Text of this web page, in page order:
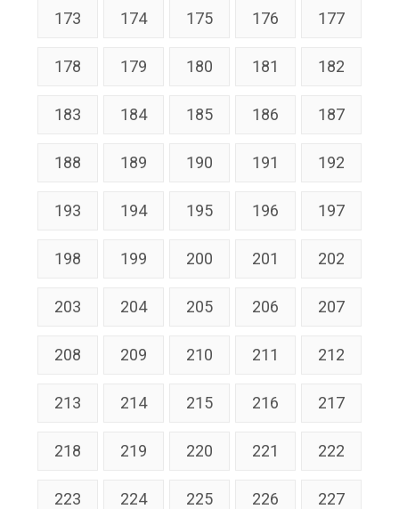
173 174 175 176 177
178 179 180 181 182
183 184 185 186 187
188 189 190 191 192
193 194 195 196 197
198 199 200 201 202
203 204 205 206 207
208 209 210 211 212
213 214 215 216 217
218 219 220 221 222
223 224 225 226 227